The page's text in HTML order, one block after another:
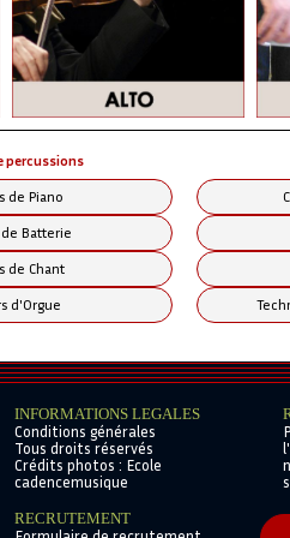
Si un des deux élèves est
dans différents styles
percussions
de Piano
de Batterie
de Chant
d'Orgue
INFORMATIONS LEGALES
Conditions générales
Tous droits réservés
Crédits photos : Ecole
cadencemusique
RECRUTEMENT